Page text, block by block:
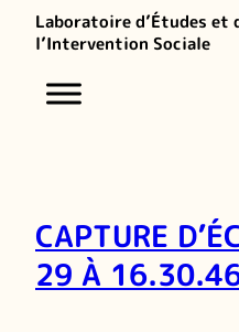
Laboratoire d’Études et
l’Intervention Sociale
CAPTURE
29 À